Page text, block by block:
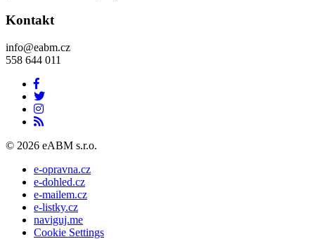
Kontakt
info@eabm.cz
558 644 011
© 2026 eABM s.r.o.
e-opravna.cz
e-dohled.cz
e-mailem.cz
e-listky.cz
naviguj.me
Cookie Settings